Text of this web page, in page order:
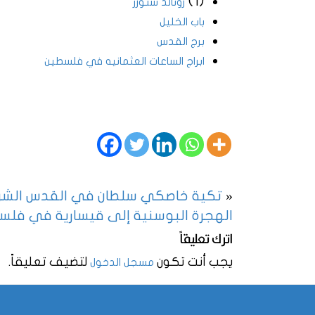
باب الخليل
برج القدس
ابراج الساعات العثمانيه في فلسطين
« تكية خاصكي سلطان في القدس
الهجرة البوسنية إلى قيسارية في
اترك تعليقاً
يجب أنت تكون مسجل الدخول لتضيف تعليقاً.